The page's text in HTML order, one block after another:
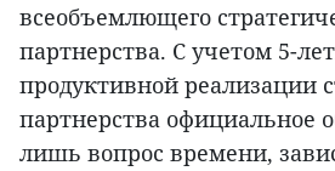
всеобъемлющего
партнерства. С учетом 5-
продуктивной реализации
партнерства официальное
лишь вопрос времени,